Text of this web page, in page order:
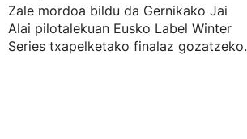
Zale mordoa bildu da Gernikako Jai
Alai pilotalekuan Eusko Label Winter
Series txapelketako finalaz gozatzeko.